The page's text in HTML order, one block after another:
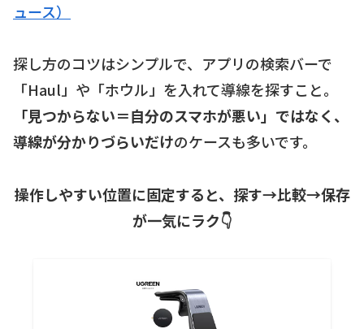
ュース）
探し方のコツはシンプルで、アプリの検索バーで
「Haul」や「ホウル」を入れて導線を探すこと。
「見つからない＝自分のスマホが悪い」ではなく、
導線が分かりづらいだけのケースも多いです。
操作しやすい位置に固定すると、探す→比較→保存
が一気にラク👇